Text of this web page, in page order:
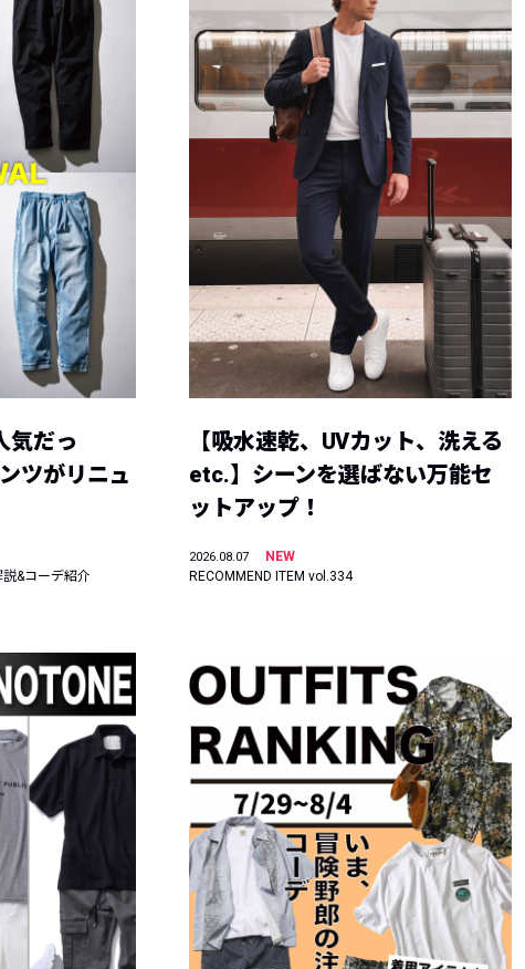
気だっ
ツがリニュ
&コーデ紹介
【吸水速乾、UVカット、洗える
etc.】シーンを選ばない万能セ
ットアップ！
2026.08.07
NEW
RECOMMEND ITEM vol.334